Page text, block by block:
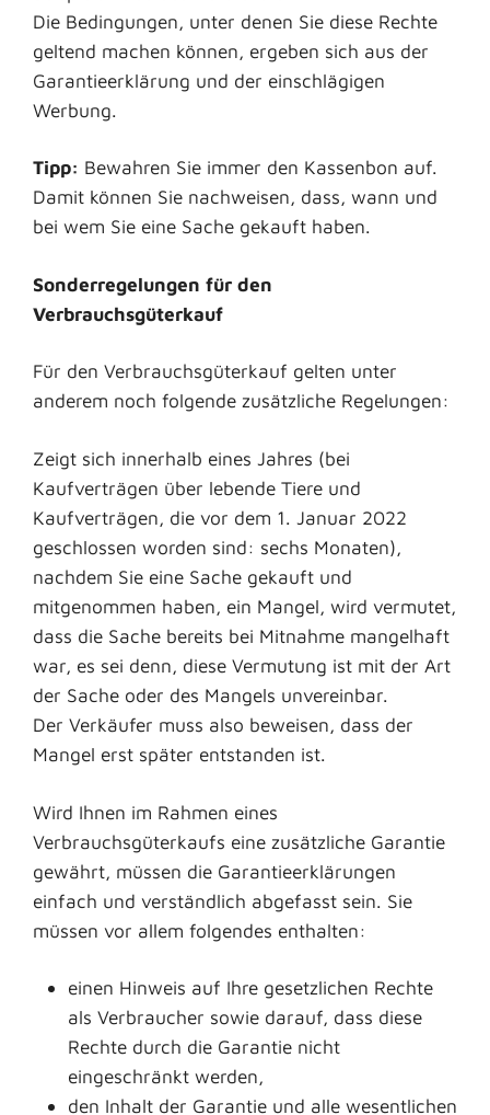
Die Bedingungen, unter denen Sie diese Rechte
geltend machen können, ergeben sich aus der
Garantieerklärung und der einschlägigen
Werbung.
Tipp: Bewahren Sie immer den Kassenbon auf.
Damit können Sie nachweisen, dass, wann und
bei wem Sie eine Sache gekauft haben.
Sonderregelungen für den
Verbrauchsgüterkauf
Für den Verbrauchsgüterkauf gelten unter
anderem noch folgende zusätzliche Regelungen:
Zeigt sich innerhalb eines Jahres (bei
Kaufverträgen über lebende Tiere und
Kaufverträgen, die vor dem 1. Januar 2022
geschlossen worden sind: sechs Monaten),
nachdem Sie eine Sache gekauft und
mitgenommen haben, ein Mangel, wird vermutet,
dass die Sache bereits bei Mitnahme mangelhaft
war, es sei denn, diese Vermutung ist mit der Art
der Sache oder des Mangels unvereinbar.
Der Verkäufer muss also beweisen, dass der
Mangel erst später entstanden ist.
Wird Ihnen im Rahmen eines
Verbrauchsgüterkaufs eine zusätzliche Garantie
gewährt, müssen die Garantieerklärungen
einfach und verständlich abgefasst sein. Sie
müssen vor allem folgendes enthalten:
einen Hinweis auf Ihre gesetzlichen Rechte
als Verbraucher sowie darauf, dass diese
Rechte durch die Garantie nicht
eingeschränkt werden,
den Inhalt der Garantie und alle wesentlichen